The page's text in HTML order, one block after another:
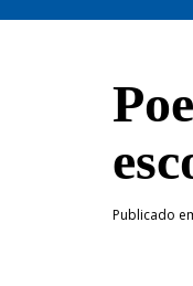
Publicado